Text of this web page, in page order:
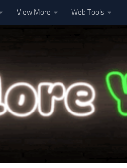
View More Web Tools